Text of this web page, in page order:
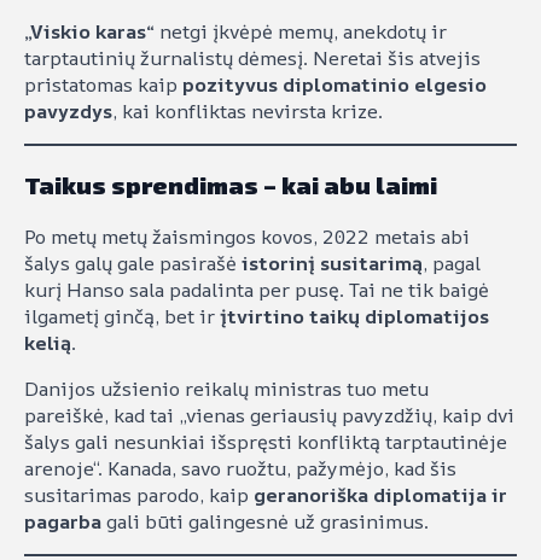
„Viskio karas“ netgi įkvėpė memų, anekdotų ir
tarptautinių žurnalistų dėmesį. Neretai šis atvejis
pristatomas kaip pozityvus diplomatinio elgesio
pavyzdys, kai konfliktas nevirsta krize.
Taikus sprendimas – kai abu laimi
Po metų metų žaismingos kovos, 2022 metais abi
šalys galų gale pasirašė istorinį susitarimą, pagal
kurį Hanso sala padalinta per pusę. Tai ne tik baigė
ilgametį ginčą, bet irįtvirtino taikų diplomatijos
kelią.
Danijos užsienio reikalų ministras tuo metu
pareiškė, kad tai „vienas geriausių pavyzdžių, kaip dvi
šalys gali nesunkiai išspręsti konfliktą tarptautinėje
arenoje“. Kanada, savo ruožtu, pažymėjo, kad šis
susitarimas parodo, kaip geranoriška diplomatija ir
pagarbagali būti galingesnė už grasinimus.